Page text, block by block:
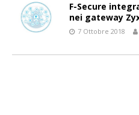
F-Secure
nei gateway
7 Ottobre 2018